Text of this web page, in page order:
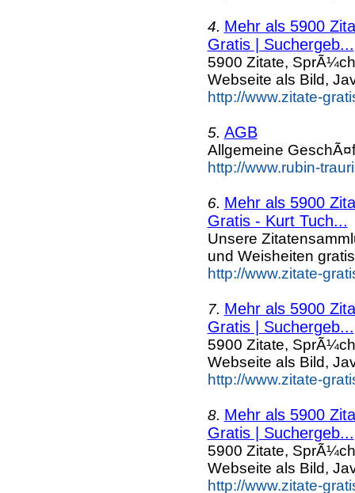
4. Mehr als 5900
Gratis | Suchergeb...
5900 Zitate,
Webseite als Bild,
http://www.zitate-
5. AGB
Allgemeine
http://www.rubin-
6. Mehr als 5900
Gratis - Kurt Tuch...
Unsere
und Weisheiten
http://www.zitate-
7. Mehr als 5900
Gratis | Suchergeb...
5900 Zitate,
Webseite als Bild,
http://www.zitate-
8. Mehr als 5900
Gratis | Suchergeb...
5900 Zitate,
Webseite als Bild,
http://www.zitate-